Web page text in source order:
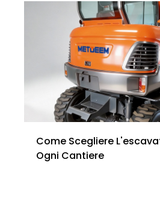
Come Scegliere
Ogni Cantiere